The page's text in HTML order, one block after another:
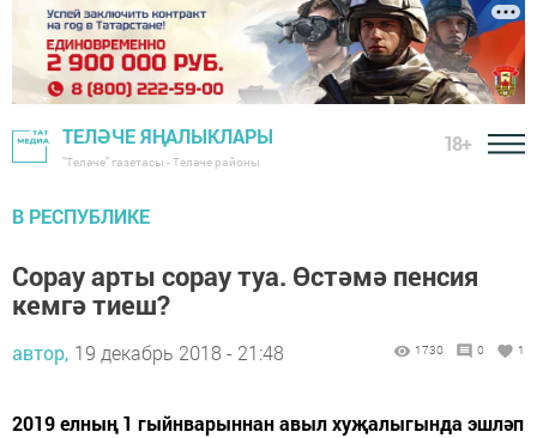
ТЕЛӘЧЕ ЯҢАЛЫКЛАРЫ
"Теләче" газетасы - Теләче районы
18+
В РЕСПУБЛИКЕ
Сорау арты сорау туа. Өстәмә пенсия
кемгә тиеш?
автор, 19 декабрь 2018 - 21:48 1730 0 1
2019 елның 1 гыйнварыннан авыл хуҗалыгында эшләп